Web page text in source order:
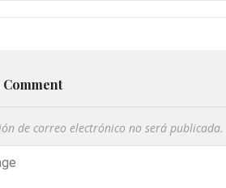
Comment
de correo electrónico no será publicada.